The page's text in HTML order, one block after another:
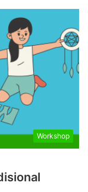
Workshop